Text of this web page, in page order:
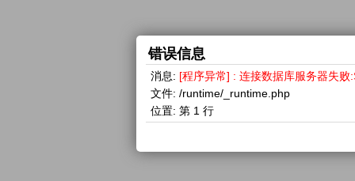
错误信息
消息: [程序异常] : 连接数据库服务器失
文件: /runtime/_runtime.php
位置: 第 1 行